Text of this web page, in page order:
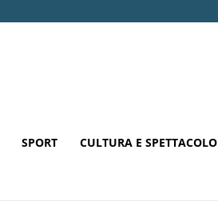
SPORT CULTURA E SPETTACOLO